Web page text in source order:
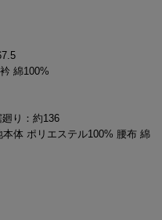
綿100%
り：約136
体 ポリエステル100% 腰布 綿